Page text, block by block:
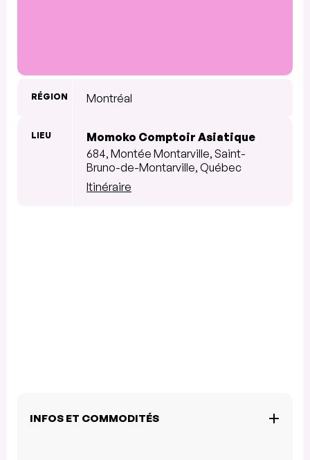
RÉGION Montréal
LIEU
Momoko Comptoir Asiatique
684, Montée Montarville, Saint-
Bruno-de-Montarville, Québec
Itinéraire
INFOS ET COMMODITÉS